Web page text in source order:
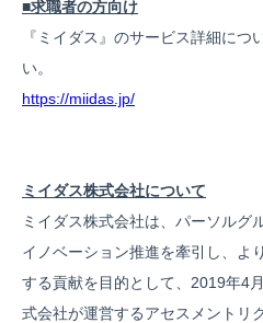
■求職者の方向け
『ミイダス』のサービス詳細につ
い。
https://miidas.jp/
ミイダス株式会社について
ミイダス株式会社は、パーソルグ
イノベーション推進を牽引し、よ
する貢献を目的として、2019年4
式会社が運営するアセスメントリ